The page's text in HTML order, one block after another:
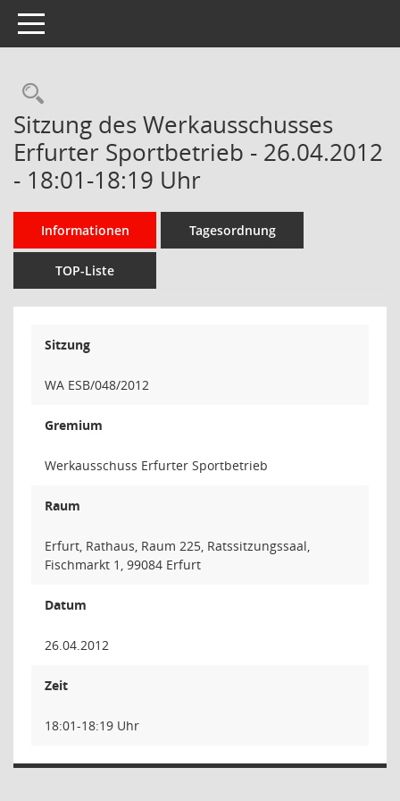
Toggle navigation
Rechercheauswahl
Sitzung des Werkausschusses
Erfurter Sportbetrieb - 26.04.2012
- 18:01-18:19 Uhr
Informationen Tagesordnung
TOP-Liste
Sitzung
WA ESB/048/2012
Gremium
Werkausschuss Erfurter Sportbetrieb
Raum
Erfurt, Rathaus, Raum 225, Ratssitzungssaal,
Fischmarkt 1, 99084 Erfurt
Datum
26.04.2012
Zeit
18:01-18:19 Uhr